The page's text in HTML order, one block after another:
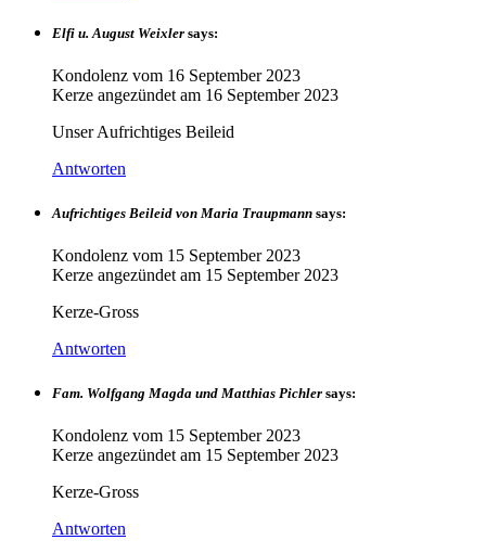
Elfi u. August Weixler says:
Kondolenz vom 16 September 2023
Kerze angezündet am 16 September 2023
Unser Aufrichtiges Beileid
Antworten
Aufrichtiges Beileid von Maria Traupmann says:
Kondolenz vom 15 September 2023
Kerze angezündet am 15 September 2023
Kerze-Gross
Antworten
Fam. Wolfgang Magda und Matthias Pichler says:
Kondolenz vom 15 September 2023
Kerze angezündet am 15 September 2023
Kerze-Gross
Antworten